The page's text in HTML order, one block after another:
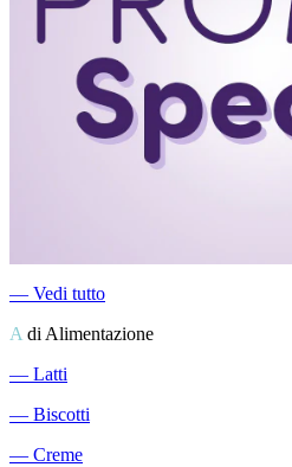
― Vedi tutto
A di Alimentazione
― Latti
― Biscotti
― Creme